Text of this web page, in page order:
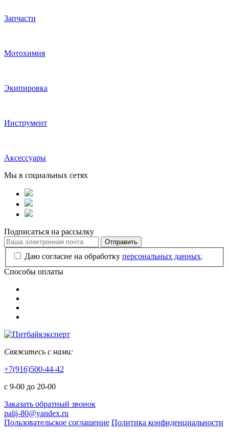
Запчасти
Мотохимия
Экипировка
Инструмент
Аксессуары
Мы в социальных сетях
Подписаться на рассылку
Отправить
Даю согласие на обработку персональных данных.
Способы оплаты
Свяжитесь с нами:
+7(916)500-44-42
с 9-00 до 20-00
Заказать обратный звонок
palij-80@yandex.ru
Пользовательское соглашение Политика конфиденциальности